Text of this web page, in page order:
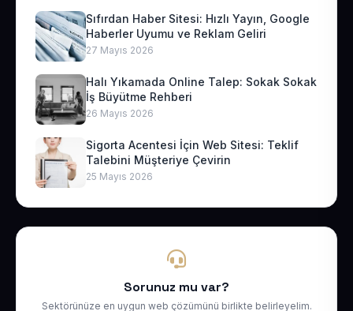
Sıfırdan Haber Sitesi: Hızlı Yayın, Google
Haberler Uyumu ve Reklam Geliri
27 Mayıs 2026
Halı Yıkamada Online Talep: Sokak Sokak
İş Büyütme Rehberi
26 Mayıs 2026
Sigorta Acentesi İçin Web Sitesi: Teklif
Talebini Müşteriye Çevirin
25 Mayıs 2026
Sorunuz mu var?
Sektörünüze en uygun web çözümünü birlikte belirleyelim.